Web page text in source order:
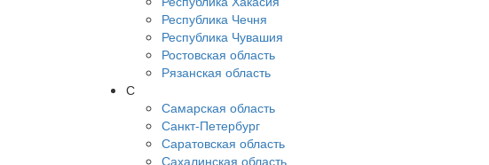
Республика Чечня
Республика Чувашия
Ростовская область
Рязанская область
С
Самарская область
Санкт-Петербург
Саратовская область
Сахалинская область